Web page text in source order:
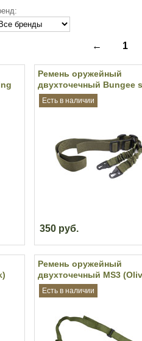
← 1
Есть в наличии
Ремень оружейный
двухточечный Bungee
(Olive)
350 руб.
Есть в наличии
Ремень оружейный
двухточечный MS3